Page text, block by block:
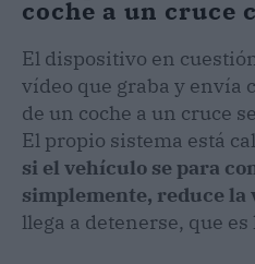
coche a un cruce
El dispositivo en
vídeo que graba y envía
de un coche a un cruce
El propio sistema está
si el vehículo se para
simplemente, reduce la
llega a detenerse, que